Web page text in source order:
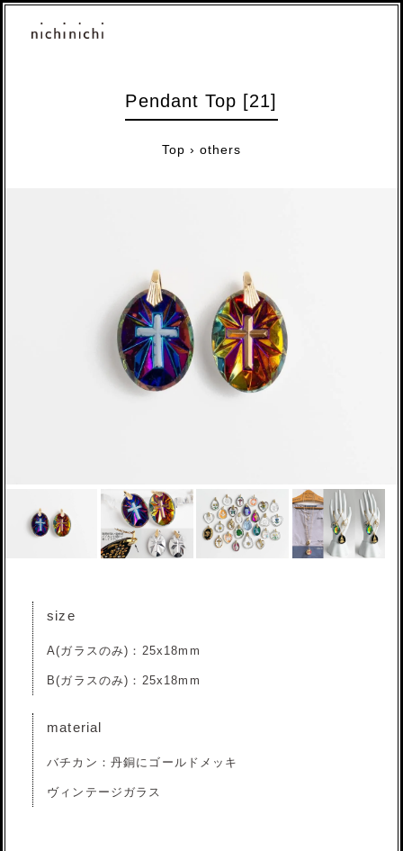
Pendant Top [21]
Top › others
size
A(ガラスのみ)：25x18mm
B(ガラスのみ)：25x18mm
material
バチカン：丹銅にゴールドメッキ
ヴィンテージガラス